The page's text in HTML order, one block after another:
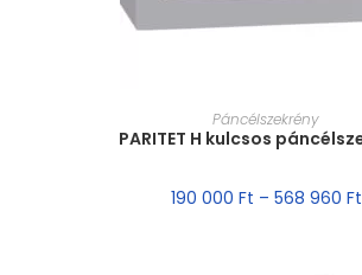
MÉRET VÁLASZTÁSA
Páncélszekrény
PARITET H kulcsos
190 000 Ft – 568 960 Ft